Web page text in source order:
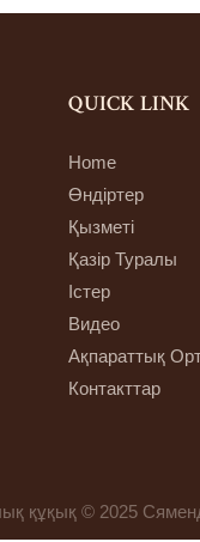
QUICK LINK
Home
Өндіртер
Қызметі
Қазір Туралы
Істер
Видео
Ақпараттық
Контакттар
құқық © 2025